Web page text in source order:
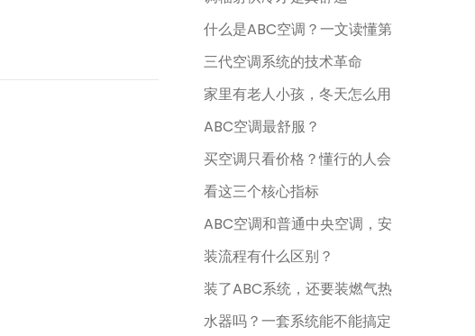
什么是ABC空调？一文读懂第
三代空调系统的技术革命
家里有老人小孩，冬天怎么用
ABC空调最舒服？
买空调只看价格？懂行的人会
看这三个核心指标
ABC空调和普通中央空调，安
装流程有什么区别？
装了ABC系统，还要装燃气热
水器吗？一套系统能不能搞定